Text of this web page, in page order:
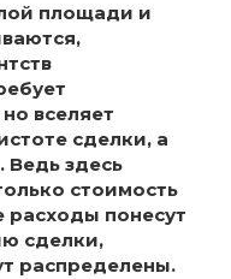
площади и
вселяет
сделки, а
Ведь здесь
стоимость
расходы понесут
сделки,
распределены.